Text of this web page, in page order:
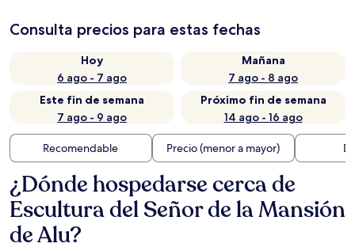
Consulta precios para estas fechas
Hoy
6 ago - 7 ago
Mañana
7 ago - 8 ago
Este fin de semana
7 ago - 9 ago
Próximo fin de semana
14 ago - 16 ago
Recomendable Precio (menor a mayor)
¿Dónde hospedarse cerca de
Escultura del Señor de la Mansión
de Alu?